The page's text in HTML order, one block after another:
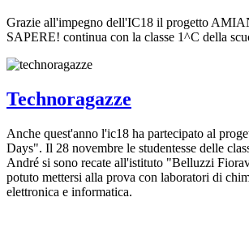
Grazie all'impegno dell'IC18 il progetto
SAPERE! continua con la classe 1^C della
Technoragazze
Anche quest'anno l'ic18 ha partecipato al
Days". Il 28 novembre le studentesse delle
André si sono recate all'istituto "Belluzzi
potuto mettersi alla prova con laboratori di
elettronica e informatica.